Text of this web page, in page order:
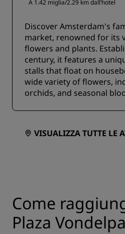
A 1.42 miglia/2.29 km dall’hotel
Discover Amsterdam's
market, renowned for its
flowers and plants.
century, it features a
stalls that float on
wide variety of flowers,
orchids, and seasonal
VISUALIZZA TUTTE LE
Come
Plaza